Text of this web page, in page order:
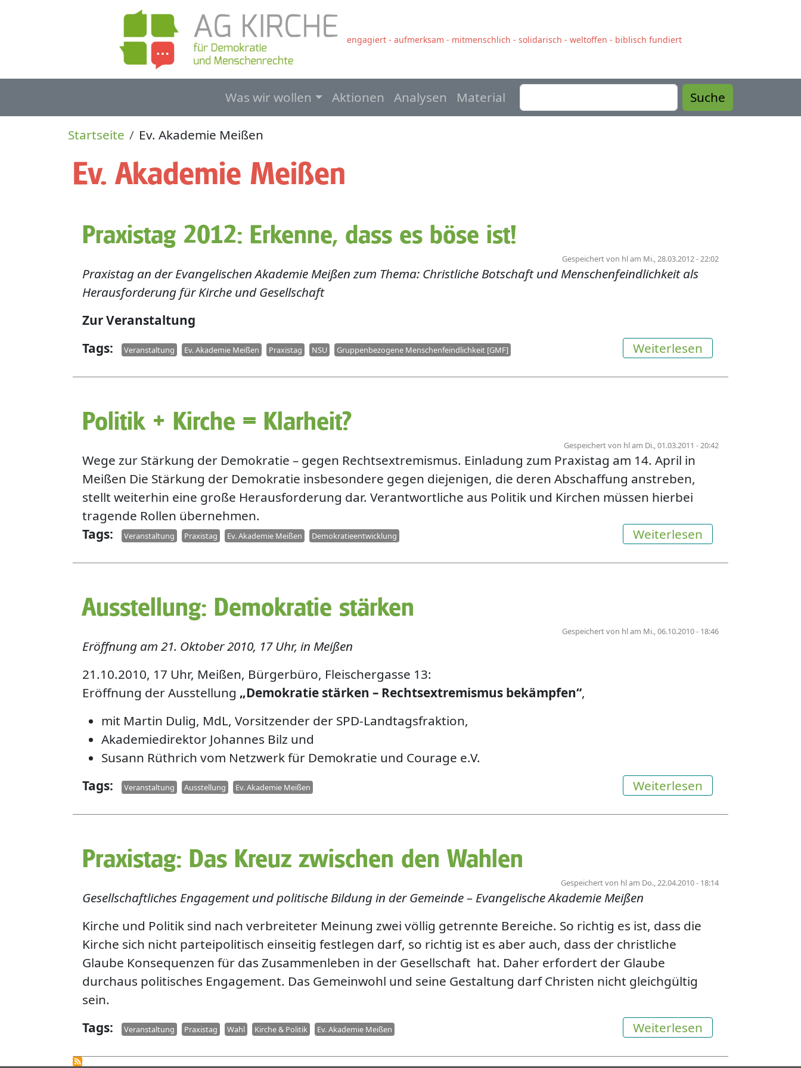
engagiert - aufmerksam - mitmenschlich - solidarisch - weltoffen - biblisch fundiert
Hauptnavigation
Was wir wollen Aktionen Analysen Material
Pfadnavigation
Startseite Ev. Akademie Meißen
Ev. Akademie Meißen
Praxistag 2012: Erkenne, dass es böse ist!
Gespeichert von hlam Mi., 28.03.2012 - 22:02
Praxistag an der Evangelischen Akademie Meißen zum Thema: Christliche Botschaft und Menschenfeindlichkeit als
Herausforderung für Kirche und Gesellschaft
Zur Veranstaltung
Weiterlesenüber Praxistag
Tags Veranstaltung Ev. Akademie Meißen Praxistag NSU Gruppenbezogene Menschenfeindlichkeit [GMF]
Politik + Kirche = Klarheit?
Gespeichert von hlam Di., 01.03.2011 - 20:42
​​​​​​​Wege zur Stärkung der Demokratie – gegen Rechtsextremismus. Einladung zum Praxistag am 14. April in
Meißen Die Stärkung der Demokratie insbesondere gegen diejenigen, die deren Abschaffung anstreben,
stellt weiterhin eine große Herausforderung dar. Verantwortliche aus Politik und Kirchen müssen hierbei
tragende Rollen übernehmen.
Weiterlesenüber Politik +
Tags Veranstaltung Praxistag Ev. Akademie Meißen Demokratieentwicklung
Ausstellung: Demokratie stärken
Gespeichert von hlam Mi., 06.10.2010 - 18:46
Eröffnung am 21. Oktober 2010, 17 Uhr, in Meißen
21.10.2010, 17 Uhr, Meißen, Bürgerbüro, Fleischergasse 13:
Eröffnung der Ausstellung „Demokratie stärken – Rechtsextremismus bekämpfen“,
mit Martin Dulig, MdL, Vorsitzender der SPD-Landtagsfraktion,
Akademiedirektor Johannes Bilz und
Susann Rüthrich vom Netzwerk für Demokratie und Courage e.V.
Weiterlesenüber
Tags Veranstaltung Ausstellung Ev. Akademie Meißen
Praxistag: Das Kreuz zwischen den Wahlen
Gespeichert von hlam Do., 22.04.2010 - 18:14
Gesellschaftliches Engagement und politische Bildung in der Gemeinde – Evangelische Akademie Meißen
Kirche und Politik sind nach verbreiteter Meinung zwei völlig getrennte Bereiche. So richtig es ist, dass die
Kirche sich nicht parteipolitisch einseitig festlegen darf, so richtig ist es aber auch, dass der christliche
Glaube Konsequenzen für das Zusammenleben in der Gesellschaft hat. Daher erfordert der Glaube
durchaus politisches Engagement. Das Gemeinwohl und seine Gestaltung darf Christen nicht gleichgültig
sein.
Weiterlesenüber Praxistag:
Tags Veranstaltung Praxistag Wahl Kirche & Politik Ev. Akademie Meißen